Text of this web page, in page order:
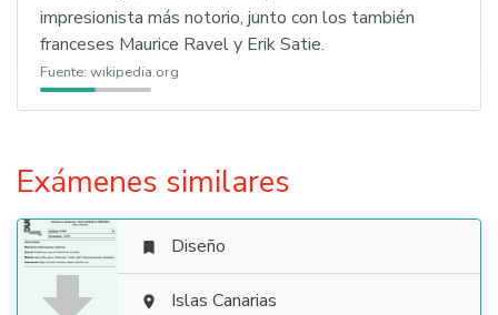
impresionista más notorio, junto con los también
franceses Maurice Ravel y Erik Satie.
Fuente: wikipedia.org
Exámenes similares
 Diseño
 Islas Canarias